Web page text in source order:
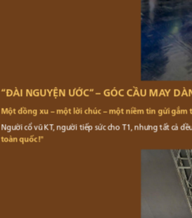
“ĐÀI NGUYỆN ƯỚC” – GÓC CẦU MAY
Một đồng xu – một lời chúc – một niềm tin gửi gắm
Người cổ vũ KT, người tiếp sức cho T1, nhưng tất cả
toàn quốc!"